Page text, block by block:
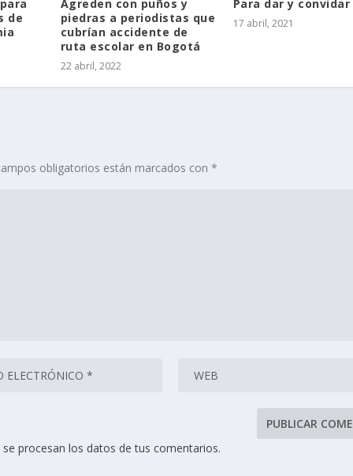
de
Agreden con puños y
piedras a periodistas que
cubrían accidente de
ruta escolar en Bogotá
22 abril, 2022
Para dar y convidar
17 abril, 2021
obligatorios están marcados con*
procesan los datos de tus comentarios.